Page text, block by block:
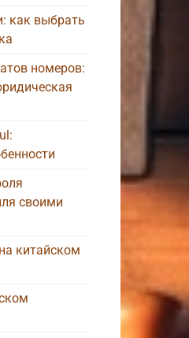
как выбрать
номеров:
своими
китайском